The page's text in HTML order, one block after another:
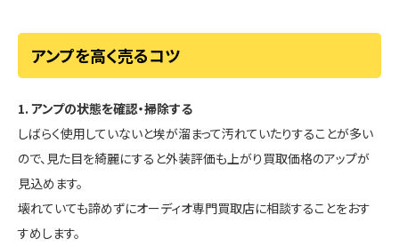
アンプを高く売るコツ
1. アンプの状態を確認・掃除する
しばらく使用していないと埃が溜まって汚れていたりすることが多い
ので、見た目を綺麗にすると外装評価も上がり買取価格のアップが
見込めます。
壊れていても諦めずにオーディオ専門買取店に相談することをおす
すめします。